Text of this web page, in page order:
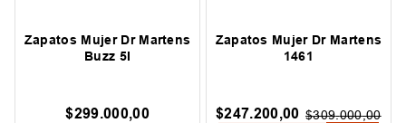
Zapatos Mujer Dr Martens
Buzz 5I
$299.000,00
Zapatos Mujer Dr Martens
1461
$247.200,00 $309.000,00